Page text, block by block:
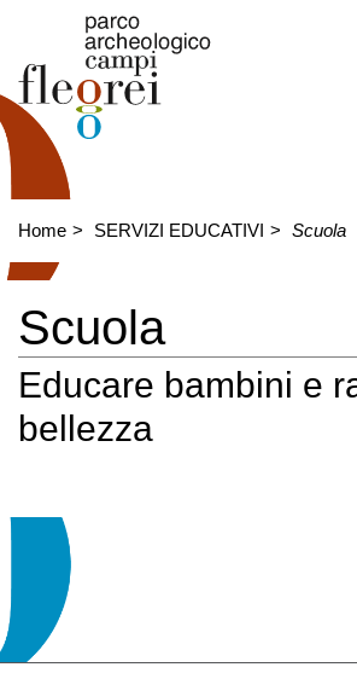
Home SERVIZI EDUCATIVI Scuola
Scuola
Educare bambini e
bellezza